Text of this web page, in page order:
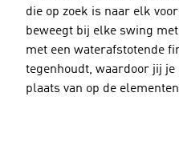
die op zoek is naar elk
beweegt bij elke swing
met een waterafstotende
tegenhoudt, waardoor jij
plaats van op de